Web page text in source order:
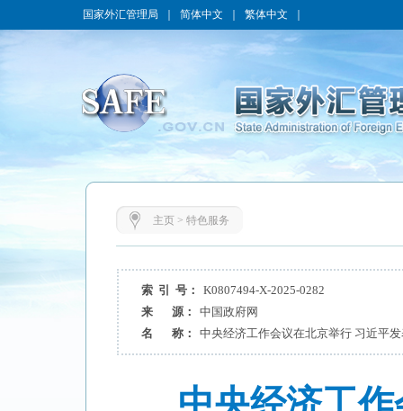
国家外汇管理局 简体中文 繁体中文
主页> 特色服务
索 引 号：
K0807494-X-2025-0282
来 源：
中国政府网
名 称：
中央经济工作会议在北京举行 习近平